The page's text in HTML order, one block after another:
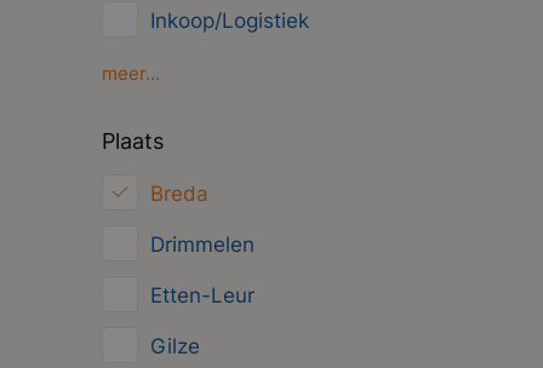
Inkoop/Logistiek
Marketing
meer...
Plaats
Breda
Drimmelen
Etten-Leur
Gilze